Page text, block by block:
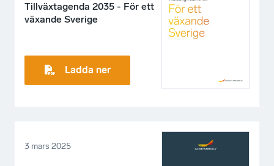
Tillväxtagenda 2035 - För ett
växande Sverige
Ladda ner
3 mars 2025